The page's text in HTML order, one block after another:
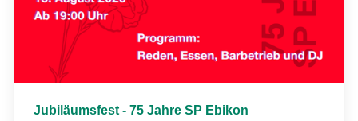
Jubiläumsfest - 75 Jahre SP Ebikon